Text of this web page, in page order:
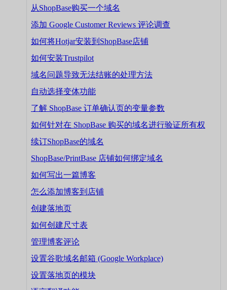
从ShopBase购买一个域名
添加 Google Customer Reviews 评论调查
如何将Hotjar安装到ShopBase店铺
如何安装Trustpilot
域名问题导致无法结账的处理方法
自动选择变体功能
了解 ShopBase 订单确认页的变量参数
如何针对在 ShopBase 购买的域名进行验证所有权
续订ShopBase的域名
ShopBase/PrintBase 店铺如何绑定域名
如何写出一篇博客
怎么添加博客到店铺
创建落地页
如何创建尺寸表
管理博客评论
设置谷歌域名邮箱 (Google Workplace)
设置落地页的模块